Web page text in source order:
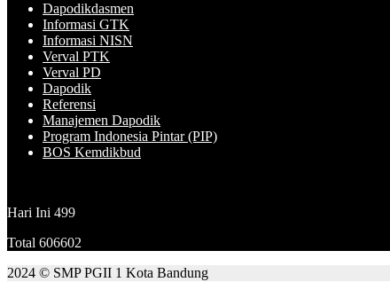
Dapodikdasmen
Informasi GTK
Informasi NISN
Verval PTK
Verval PD
Dapodik
Referensi
Manajemen Dapodik
Program Indonesia Pintar (PIP)
BOS Kemdikbud
Hari Ini 499
Total 606602
2024 © SMP PGII 1 Kota Bandung